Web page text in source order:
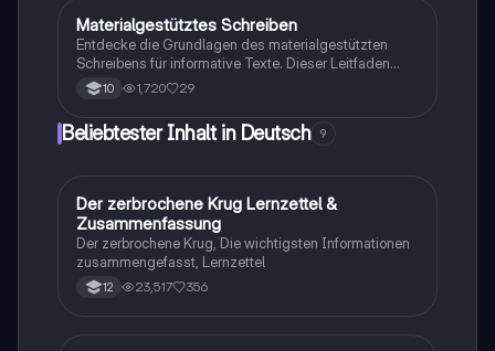
schriftlichen und mündlichen Arbeiten.
Deutsch
Materialgestütztes Schreiben
Entdecke die Grundlagen des materialgestützten
Schreibens für informative Texte. Dieser Leitfaden
behandelt die Struktur, wichtige sprachliche Mittel und
praktische Beispiele, um deine Schreibfähigkeiten zu
verbessern. Ideal für Schüler, die lernen möchten, wie
man Informationen klar und sachlich präsentiert.
10 1,720 29
Beliebtester Inhalt in Deutsch 9
Deutsch
Der zerbrochene Krug Lernzettel &
Zusammenfassung
Der zerbrochene Krug, Die wichtigsten Informationen
zusammengefasst, Lernzettel
12 23,517 356